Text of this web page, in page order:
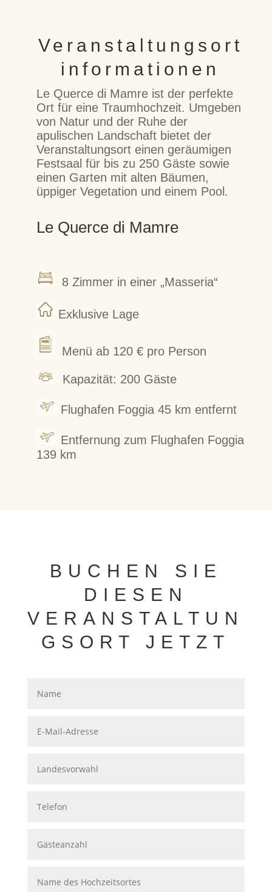
Veranstaltungsort
informationen
Le Querce di Mamre ist der perfekte
Ort für eine Traumhochzeit. Umgeben
von Natur und der Ruhe der
apulischen Landschaft bietet der
Veranstaltungsort einen geräumigen
Festsaal für bis zu 250 Gäste sowie
einen Garten mit alten Bäumen,
üppiger Vegetation und einem Pool.
Le Querce di Mamre
8 Zimmer in einer „Masseria“
Exklusive Lage
Menü ab 120 € pro Person
Kapazität: 200 Gäste
Flughafen Foggia 45 km entfernt
Entfernung zum Flughafen Foggia
139 km
BUCHEN SIE
DIESEN
VERANSTALTUN
GSORT JETZT